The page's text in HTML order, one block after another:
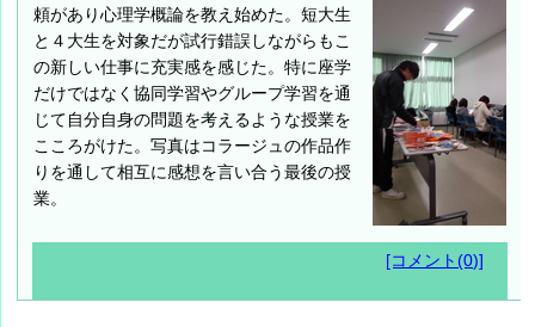
頼があり心理学概論を教え始めた。短大生
と４大生を対象だが試行錯誤しながらもこ
の新しい仕事に充実感を感じた。特に座学
だけではなく協同学習やグループ学習を通
じて自分自身の問題を考えるような授業を
こころがけた。写真はコラージュの作品作
りを通して相互に感想を言い合う最後の授
業。
[コメント(0)]